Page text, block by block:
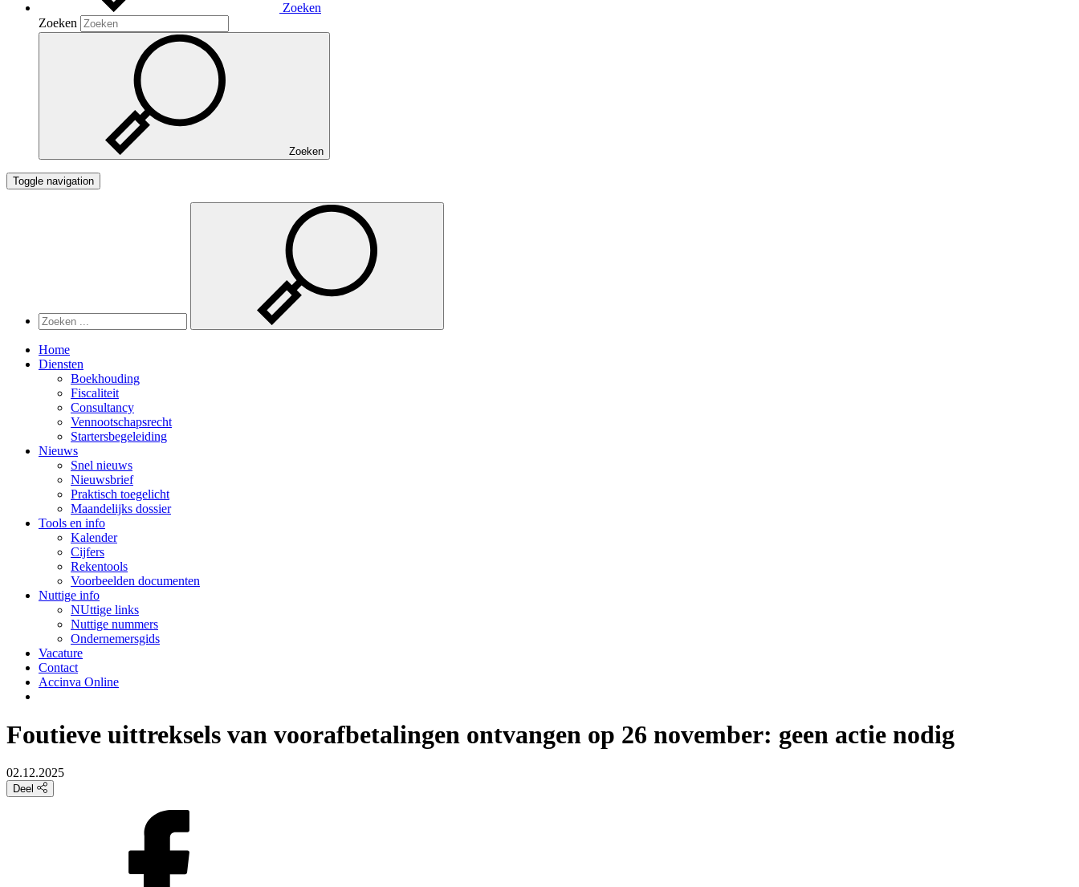
Zoeken
Zoeken
Zoeken
Toggle navigation
Home
Diensten
Boekhouding
Fiscaliteit
Consultancy
Vennootschapsrecht
Startersbegeleiding
Nieuws
Snel nieuws
Nieuwsbrief
Praktisch toegelicht
Maandelijks dossier
Tools en info
Kalender
Cijfers
Rekentools
Voorbeelden documenten
Nuttige info
NUttige links
Nuttige nummers
Ondernemersgids
Vacature
Contact
Accinva Online
Foutieve uittreksels van voorafbetalingen ontvangen op 26 november: geen actie nodig
02.12.2025
Deel